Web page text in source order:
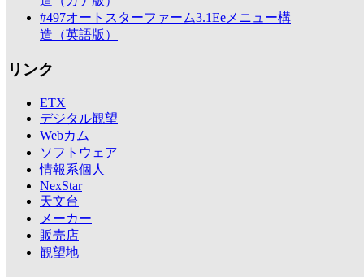
#497オートスターファーム3.1Eeメニュー構
造（英語版）
リンク
ETX
デジタル観望
Webカム
ソフトウェア
情報系個人
NexStar
天文台
メーカー
販売店
観望地